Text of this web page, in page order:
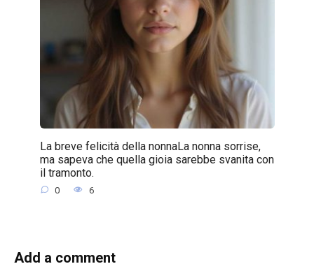
La breve felicità della nonnaLa nonna sorrise,
ma sapeva che quella gioia sarebbe svanita con
il tramonto.
0 6
Add a comment